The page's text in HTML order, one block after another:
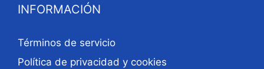
INFORMACIÓN
Términos de servicio
Política de privacidad y cookies